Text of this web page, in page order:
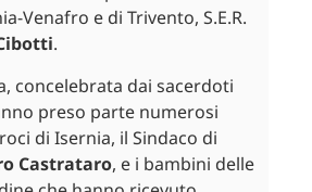
Venafro e di Trivento, S.E.R.
.
concelebrata dai sacerdoti
preso parte numerosi
di Isernia, il Sindaco di
Castrataro, e i bambini delle